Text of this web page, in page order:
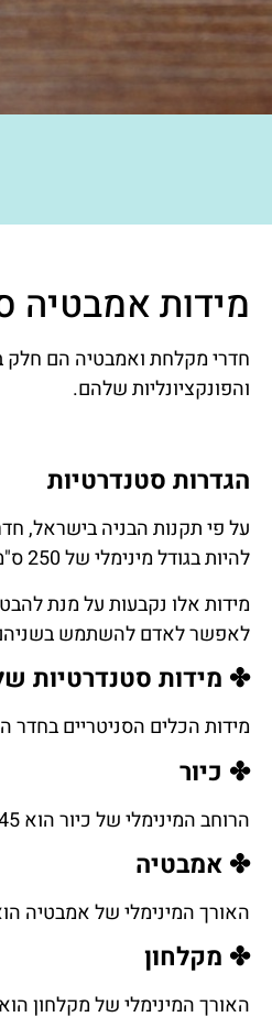
מידות אמבטיה
חדרי מקלחת ואמבטיה הם חלק
והפונקציונליות שלהם.
הגדרות סטנדרטיות
להיות בגודל מינימלי של 250 ס"מ על 150 ס"מ, או 250 ס"מ על 170 ס"מ.
לאפשר לאדם להשתמש
✤ מידות סטנדרטיות
מידות הכלים הסניטריים
✤ כיור
הרוחב המינימלי של כיור הוא 45 ס"מ, והעומק המינימלי הוא 35 ס"מ.
✤ אמבטיה
האורך המינימלי של אמבטיה הוא 120 ס"מ, והרוחב המינימלי הוא 70
✤ מקלחון
האורך המינימלי של מקלחון הוא 90 ס"מ, והרוחב המינימלי הוא 90 ס"מ.